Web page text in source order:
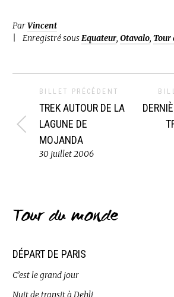
ParVincent
Enregistré sousEquateur, Otavalo, Tour
BILLET PRÉCÉDENT
TREK AUTOUR DE LA
LAGUNE DE
MOJANDA
30 juillet 2006
Tour du monde
DÉPART DE PARIS
C’est le grand jour
Nuit de transit à Dehli